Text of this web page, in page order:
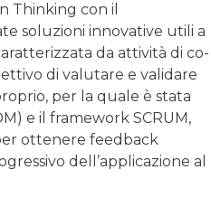
Thinking con il
soluzioni innovative utili a
da attività di co-
di valutare e validare
per la quale è stata
e il framework SCRUM,
ottenere feedback
dell’applicazione al